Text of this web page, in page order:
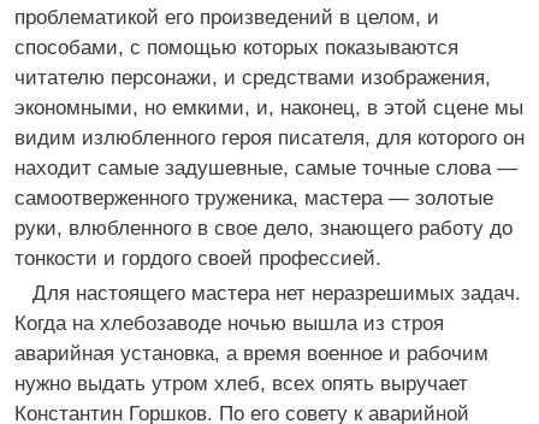
проблематикой его произведений в целом, и
способами, с помощью которых показываются
читателю персонажи, и средствами изображения,
экономными, но емкими, и, наконец, в этой сцене мы
видим излюбленного героя писателя, для которого он
находит самые задушевные, самые точные слова —
самоотверженного труженика, мастера — золотые
руки, влюбленного в свое дело, знающего работу до
тонкости и гордого своей профессией.
Для настоящего мастера нет неразрешимых задач.
Когда на хлебозаводе ночью вышла из строя
аварийная установка, а время военное и рабочим
нужно выдать утром хлеб, всех опять выручает
Константин Горшков. По его совету к аварийной